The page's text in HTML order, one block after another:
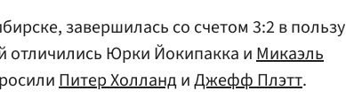
завершилась со счетом 3:2 в пользу
отличились Юрки Йокипакка иМикаэль
Питер ХолландиДжефф Плэтт.